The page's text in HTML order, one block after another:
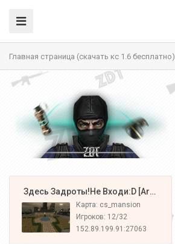
Главная страница (скачать кс 1.6 бесплатно)
️ Здесь Задроты!Не Входи:D [Army#1]
Карта: cs_mansion
Игроков: 12/32
152.89.199.91:27063